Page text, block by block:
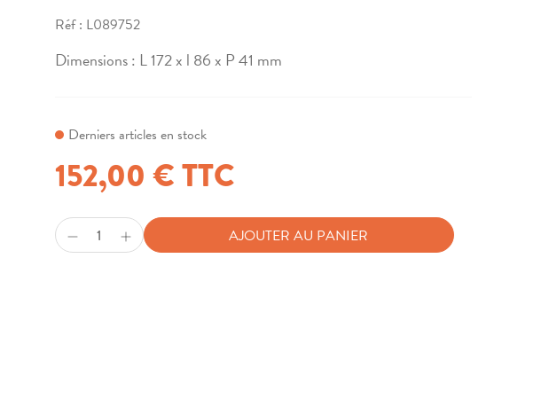
Réf : L089752
Dimensions : L 172 x l 86 x P 41 mm
Derniers articles en stock
152,00 € TTC
AJOUTER AU PANIER